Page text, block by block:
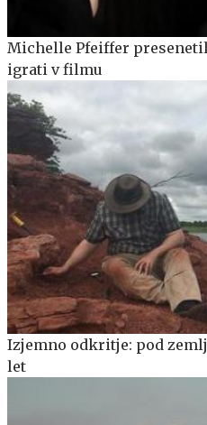
Michelle Pfeiffer
igrati v filmu
Izjemno odkritje: pod
let